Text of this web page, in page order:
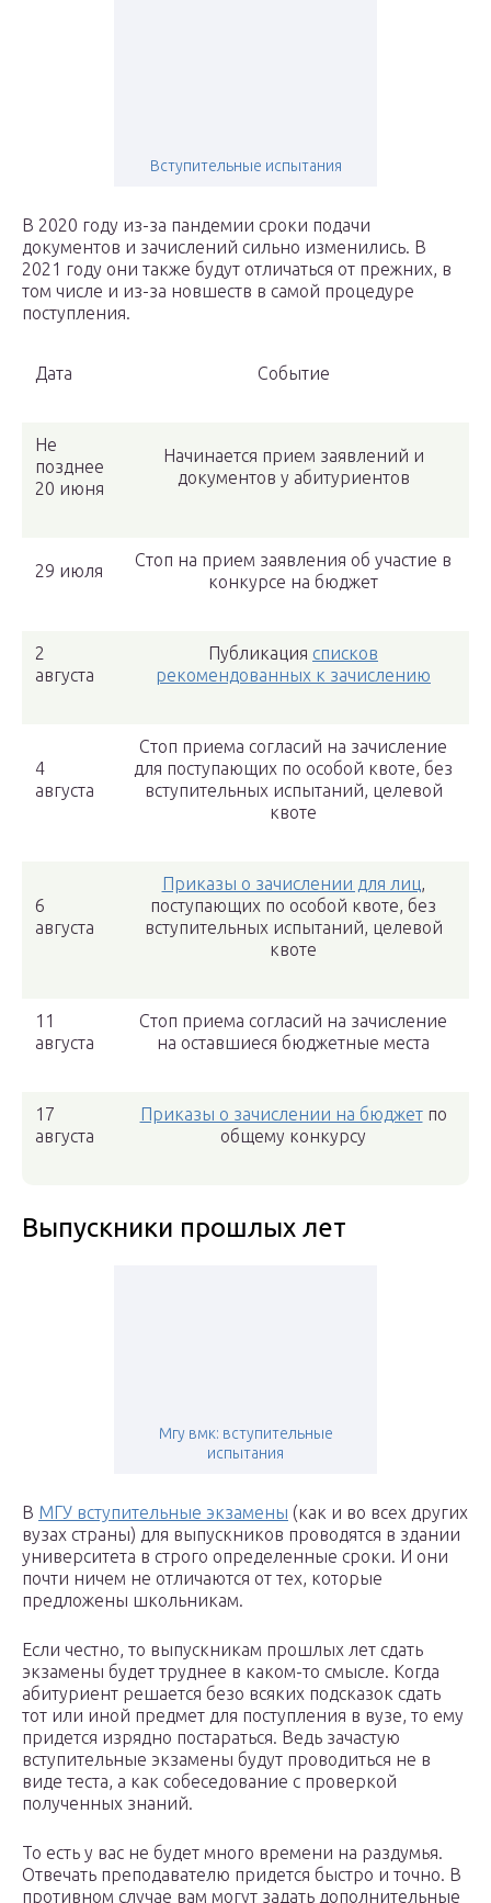
Вступительные испытания
В 2020 году из-за пандемии сроки подачи
документов и зачислений сильно изменились. В
2021 году они также будут отличаться от прежних, в
том числе и из-за новшеств в самой процедуре
поступления.
Дата Событие
Не
позднее
20 июня
Начинается прием заявлений и
документов у абитуриентов
29 июля
Стоп на прием заявления об участие в
конкурсе на бюджет
2
августа
Публикация списков
рекомендованных к зачислению
4
августа
Стоп приема согласий на зачисление
для поступающих по особой квоте, без
вступительных испытаний, целевой
квоте
6
августа
Приказы о зачислении для лиц,
поступающих по особой квоте, без
вступительных испытаний, целевой
квоте
11
августа
Стоп приема согласий на зачисление
на оставшиеся бюджетные места
17
августа
Приказы о зачислении на бюджетпо
общему конкурсу
Выпускники прошлых лет
Мгу вмк: вступительные
испытания
В МГУ вступительные экзамены (как и во всех других
вузах страны) для выпускников проводятся в здании
университета в строго определенные сроки. И они
почти ничем не отличаются от тех, которые
предложены школьникам.
Если честно, то выпускникам прошлых лет сдать
экзамены будет труднее в каком-то смысле. Когда
абитуриент решается безо всяких подсказок сдать
тот или иной предмет для поступления в вузе, то ему
придется изрядно постараться. Ведь зачастую
вступительные экзамены будут проводиться не в
виде теста, а как собеседование с проверкой
полученных знаний.
То есть у вас не будет много времени на раздумья.
Отвечать преподавателю придется быстро и точно. В
противном случае вам могут задать дополнительные